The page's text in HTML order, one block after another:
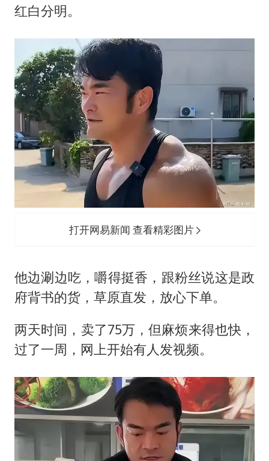
红白分明。
打开网易新闻 查看精彩图片
他边涮边吃，嚼得挺香，跟粉丝说这是政
府背书的货，草原直发，放心下单。
两天时间，卖了75万，但麻烦来得也快，
过了一周，网上开始有人发视频。